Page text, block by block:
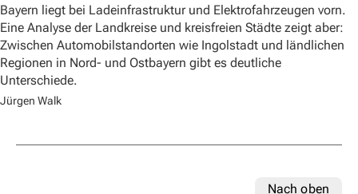
Bayern liegt bei Ladeinfrastruktur und Elektrofahrzeugen vorn.
Eine Analyse der Landkreise und kreisfreien Städte zeigt aber:
Zwischen Automobilstandorten wie Ingolstadt und ländlichen
Regionen in Nord- und Ostbayern gibt es deutliche
Unterschiede.
Jürgen Walk
Nach oben